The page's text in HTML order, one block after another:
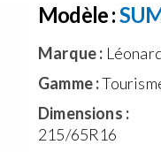
Modèle :
Marque :
Gamme :
Dimensions :
215/65R16